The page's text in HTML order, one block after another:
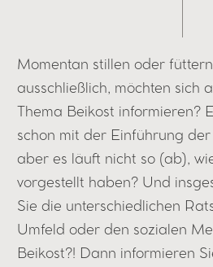
Momentan stillen oder
ausschließlich, möchten sich
Thema Beikost informieren?
schon mit der Einführung
aber es läuft nicht so (ab),
vorgestellt haben? Und
Sie die unterschiedlichen
Umfeld oder den sozialen
Beikost?! Dann informieren